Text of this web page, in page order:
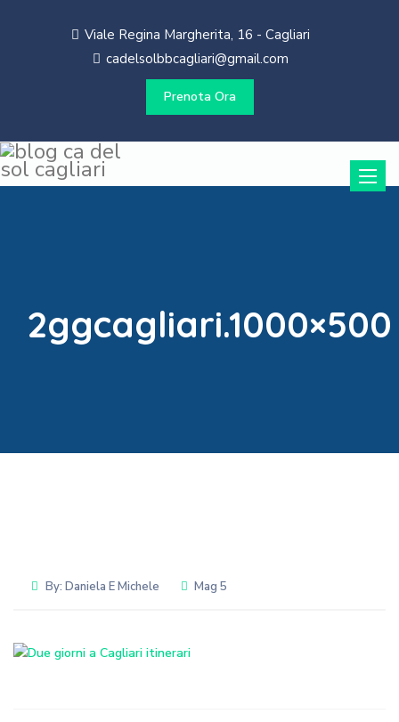
Viale Regina Margherita, 16 - Cagliari
cadelsolbbcagliari@gmail.com
Prenota Ora
Toggle
2ggcagliari.1000×500
By: Daniela E Michele Mag 5